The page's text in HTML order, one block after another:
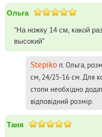
Ольга
"На ножку 14 см, какой
высокий"
Stepiko п. Ольга,
см, 24/25-16 см. Для
стопи необхідно
відповідний розмір.
Таня